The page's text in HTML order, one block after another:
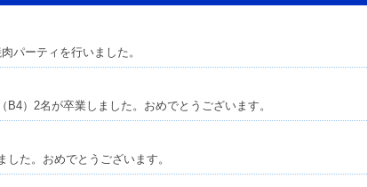
パーティを行いました。
）2名が卒業しました。おめでとうございます。
た。おめでとうございます。